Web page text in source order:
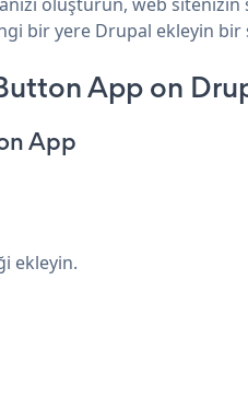
bir yere Drupal ekleyin bir
App on
App
ekleyin.